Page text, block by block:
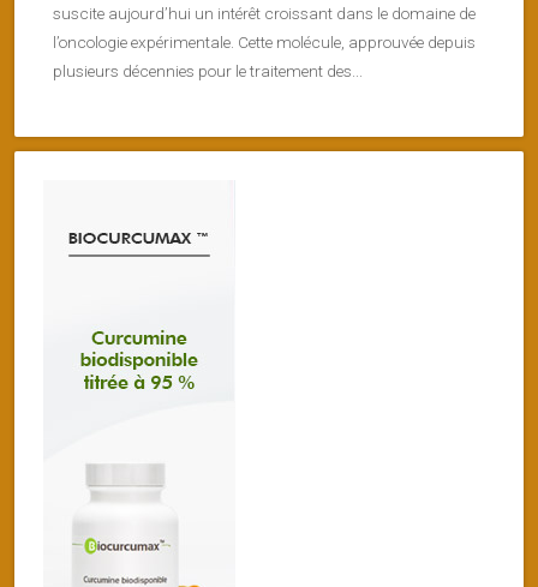
suscite aujourd’hui un intérêt croissant dans le domaine de
l’oncologie expérimentale. Cette molécule, approuvée depuis
plusieurs décennies pour le traitement des...